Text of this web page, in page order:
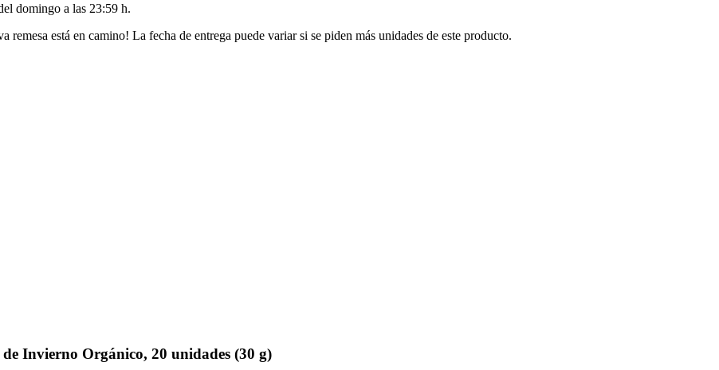
domingo a las 23:59 h.
remesa está en camino! La fecha de entrega puede variar si se piden más unidades de este producto.
Invierno Orgánico, 20 unidades (30 g)